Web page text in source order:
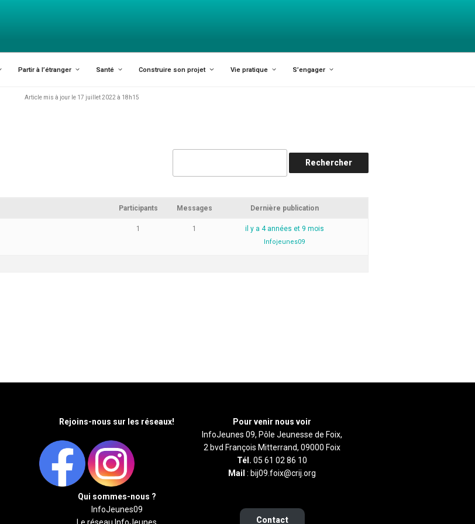
Partir à l’étranger Santé Construire son projet Vie pratique S’engager
Article mis à jour le 17 juillet 2022 à 18h15
Participants Messages Dernière publication
1 1 il y a 4 années et 9 mois
Infojeunes09
Rejoins-nous sur les réseaux!
Qui sommes-nous ?
InfoJeunes09
Pour venir nous voir
InfoJeunes 09, Pôle Jeunesse de Foix,
2 bvd François Mitterrand, 09000 Foix
Tél. 05 61 02 86 10
Mail: bij09.foix@crij.org
Contact